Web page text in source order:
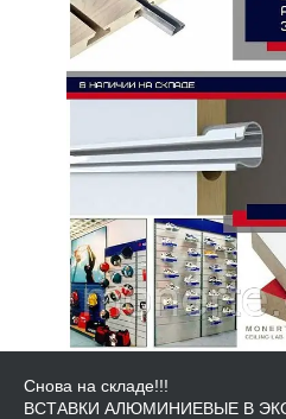
Снова на складе!!!
ВСТАВКИ АЛЮМИНИЕВЫЕ В